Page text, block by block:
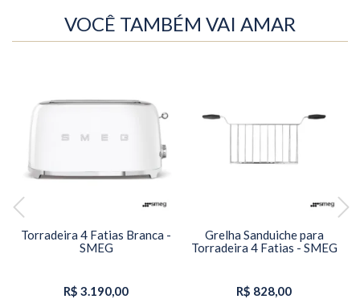
VOCÊ TAMBÉM VAI AMAR
Torradeira 4 Fatias Branca -
SMEG
R$ 3.190,00
Grelha Sanduiche para
Torradeira 4 Fatias - SMEG
R$ 828,00